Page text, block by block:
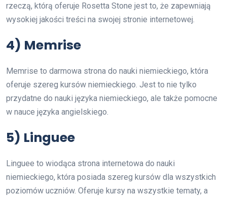
rzeczą, którą oferuje Rosetta Stone jest to, że zapewniają
wysokiej jakości treści na swojej stronie internetowej.
4) Memrise
Memrise to darmowa strona do nauki niemieckiego, która
oferuje szereg kursów niemieckiego. Jest to nie tylko
przydatne do nauki języka niemieckiego, ale także pomocne
w nauce języka angielskiego.
5) Linguee
Linguee to wiodąca strona internetowa do nauki
niemieckiego, która posiada szereg kursów dla wszystkich
poziomów uczniów. Oferuje kursy na wszystkie tematy, a